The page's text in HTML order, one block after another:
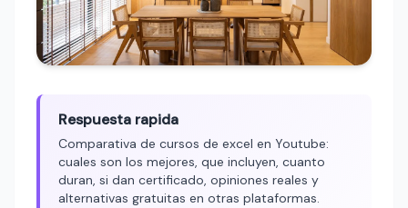
Respuesta rapida
Comparativa de cursos de excel en Youtube:
cuales son los mejores, que incluyen, cuanto
duran, si dan certificado, opiniones reales y
alternativas gratuitas en otras plataformas.